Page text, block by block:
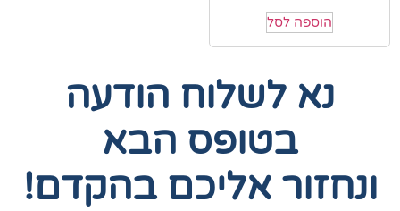
הוספה לסל
נא לשלוח הודעה
בטופס הבא
ונחזור אליכם בהקדם!